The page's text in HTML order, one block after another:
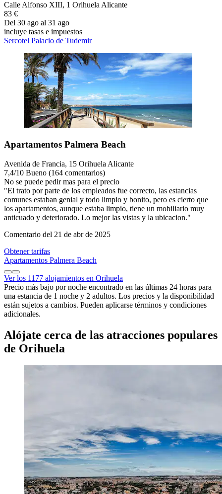
Calle Alfonso XIII, 1 Orihuela Alicante
83 €
Del 30 ago al 31 ago
incluye tasas e impuestos
Sercotel Palacio de Tudemir
Apartamentos Palmera Beach
Avenida de Francia, 15 Orihuela Alicante
7,4/10 Bueno (164 comentarios)
No se puede pedir mas para el precio
"El trato por parte de los empleados fue correcto, las estancias
comunes estaban genial y todo limpio y bonito, pero es cierto que
los apartamentos, aunque estaba limpio, tiene un mobiliario muy
anticuado y deteriorado. Lo mejor las vistas y la ubicacion."
Comentario del 21 de abr de 2025
Obtener tarifas
Apartamentos Palmera Beach
Ver los 1177 alojamientos en Orihuela
Precio más bajo por noche encontrado en las últimas 24 horas para
una estancia de 1 noche y 2 adultos. Los precios y la disponibilidad
están sujetos a cambios. Pueden aplicarse términos y condiciones
adicionales.
Alójate cerca de las atracciones populares
de Orihuela